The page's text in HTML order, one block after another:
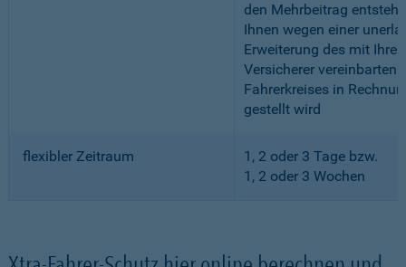
den Mehrbeitrag
Ihnen wegen einer
Erweiterung des mit
Versicherer vereinbarten
Fahrerkreises in
gestellt wird
flexibler Zeitraum
1, 2 oder 3 Tage bzw.
1, 2 oder 3 Wochen